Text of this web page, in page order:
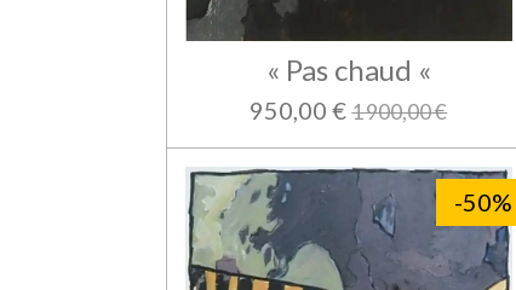
« Pas chaud «
950,00 € 1 900,00 €
-50%